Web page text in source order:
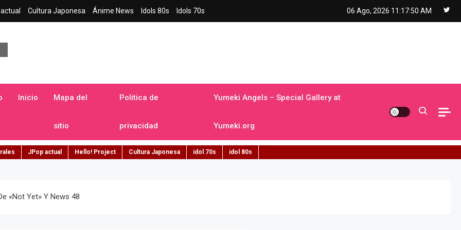
Cultura Japonesa Ánime News Idols 80s Idols 70s 06 Ago, 2026 11:17:52 AM
Inicio Mapa del
sitio
Politica de
privacidad
Yumeki Angels – Special Gallery at
Yumeki.org
JPop actual Hello! Project Cultura Japonesa idol 70s idol 80s
«Not Yet» Y News 48